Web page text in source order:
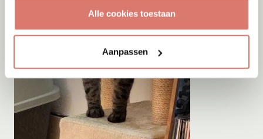
Alle cookies toestaan
Aanpassen